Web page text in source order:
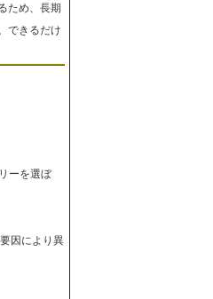
ため、長期
できるだけ
ーを選ぼ
因により異